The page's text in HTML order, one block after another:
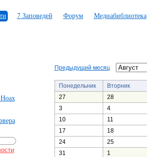
7 Заповедей Форум Медиабиблиотека
Предыдущий месяц
Понедельник
Вторник
27
28
3
4
10
11
17
18
24
25
31
1